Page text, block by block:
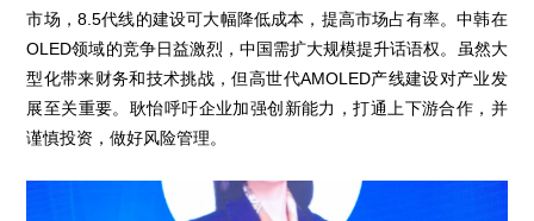
市场，8.5代线的建设可大幅降低成本，提高市场占有率。中韩在
OLED领域的竞争日益激烈，中国需扩大规模提升话语权。虽然大
型化带来财务和技术挑战，但高世代AMOLED产线建设对产业发
展至关重要。耿怡呼吁企业加强创新能力，打通上下游合作，并
谨慎投资，做好风险管理。